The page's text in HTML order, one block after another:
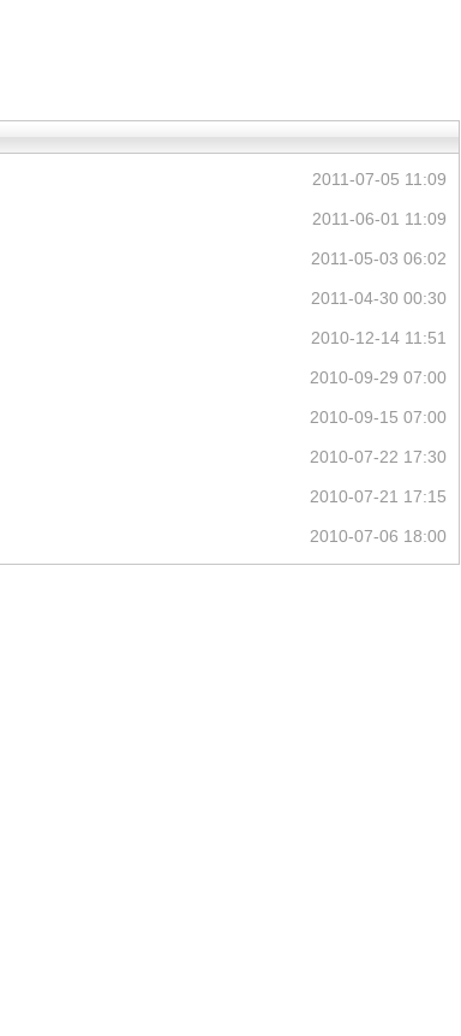
2011-07-05 11:09
2011-06-01 11:09
2011-05-03 06:02
2011-04-30 00:30
2010-12-14 11:51
2010-09-29 07:00
2010-09-15 07:00
2010-07-22 17:30
2010-07-21 17:15
2010-07-06 18:00